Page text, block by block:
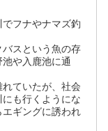
フナやナマズ釣
スという魚の存
や入鹿池に通
ていたが、社会
も行くようにな
エギングに誘われ